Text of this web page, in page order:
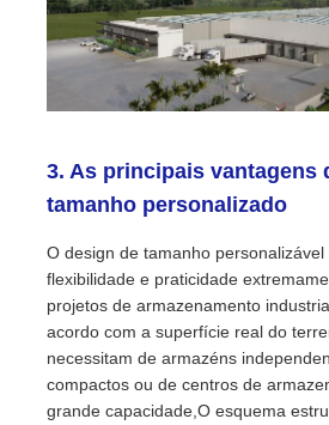
3. As principais vantagens
tamanho personalizado
O design de tamanho personalizável
flexibilidade e praticidade
projetos de armazenamento
acordo com a superfície real do
necessitam de armazéns
compactos ou de centros de
grande capacidade,O esquema